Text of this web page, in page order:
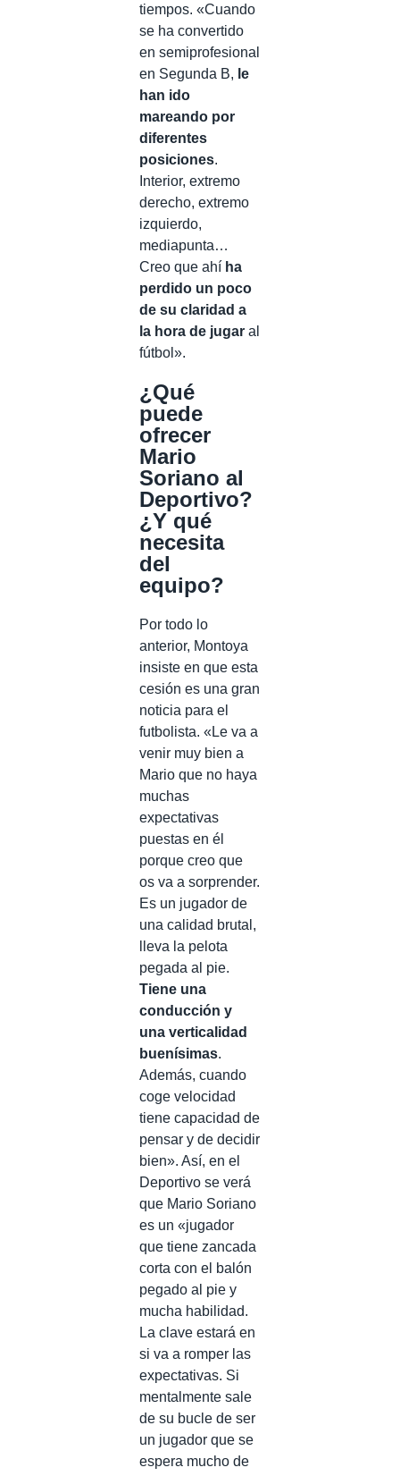
tiempos. «Cuando
se ha convertido
en semiprofesional
en Segunda B, le
han ido
mareando por
diferentes
posiciones.
Interior, extremo
derecho, extremo
izquierdo,
mediapunta…
Creo que ahí ha
perdido un poco
de su claridad a
la hora de jugar al
fútbol».
¿Qué
puede
ofrecer
Mario
Soriano al
Deportivo?
¿Y qué
necesita
del
equipo?
Por todo lo
anterior, Montoya
insiste en que esta
cesión es una gran
noticia para el
futbolista. «Le va a
venir muy bien a
Mario que no haya
muchas
expectativas
puestas en él
porque creo que
os va a sorprender.
Es un jugador de
una calidad brutal,
lleva la pelota
pegada al pie.
Tiene una
conducción y
una verticalidad
buenísimas.
Además, cuando
coge velocidad
tiene capacidad de
pensar y de decidir
bien». Así, en el
Deportivo se verá
que Mario Soriano
es un «jugador
que tiene zancada
corta con el balón
pegado al pie y
mucha habilidad.
La clave estará en
si va a romper las
expectativas. Si
mentalmente sale
de su bucle de ser
un jugador que se
espera mucho de